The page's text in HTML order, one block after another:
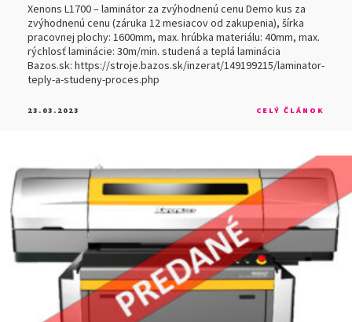
Xenons L1700 – laminátor za zvýhodnenú cenu Demo kus za
zvýhodnenú cenu (záruka 12 mesiacov od zakupenia), šírka
pracovnej plochy: 1600mm, max. hrúbka materiálu: 40mm, max.
rýchlosť laminácie: 30m/min. studená a teplá laminácia
Bazos.sk: https://stroje.bazos.sk/inzerat/149199215/laminator-
teply-a-studeny-proces.php
23.03.2023 CELÝ ČLÁNOK